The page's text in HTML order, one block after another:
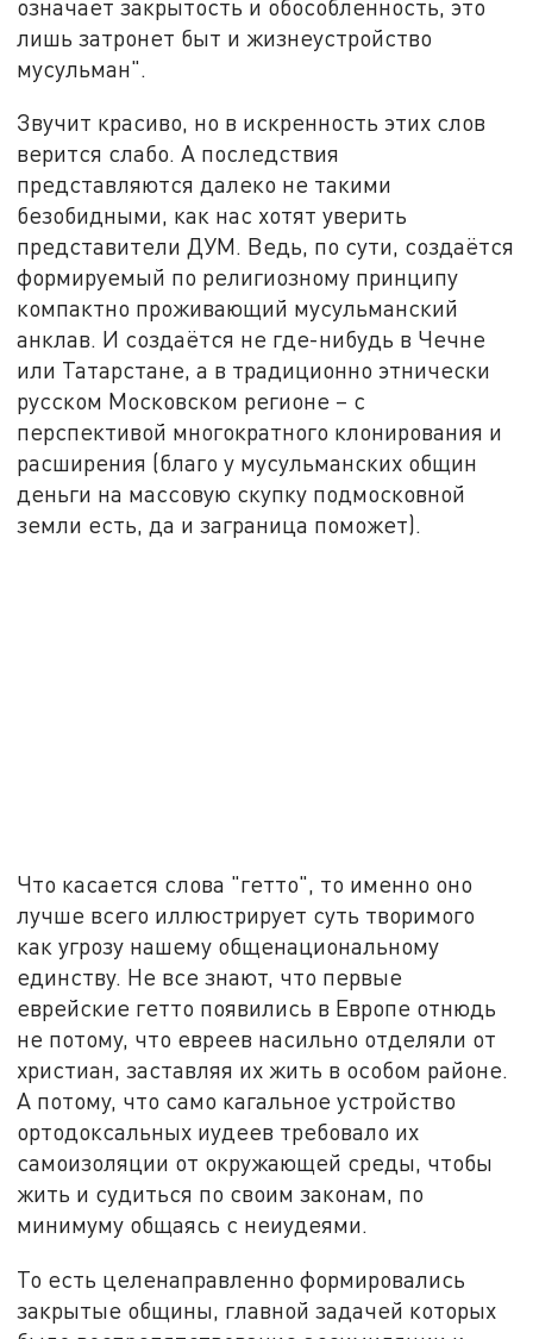
означает закрытость и обособленность, это
лишь затронет быт и жизнеустройство
мусульман".
Звучит красиво, но в искренность этих слов
верится слабо. А последствия
представляются далеко не такими
безобидными, как нас хотят уверить
представители ДУМ. Ведь, по сути, создаётся
формируемый по религиозному принципу
компактно проживающий мусульманский
анклав. И создаётся не где-нибудь в Чечне
или Татарстане, а в традиционно этнически
русском Московском регионе – с
перспективой многократного клонирования и
расширения (благо у мусульманских общин
деньги на массовую скупку подмосковной
земли есть, да и заграница поможет).
Что касается слова "гетто", то именно оно
лучше всего иллюстрирует суть творимого
как угрозу нашему общенациональному
единству. Не все знают, что первые
еврейские гетто появились в Европе отнюдь
не потому, что евреев насильно отделяли от
христиан, заставляя их жить в особом районе.
А потому, что само кагальное устройство
ортодоксальных иудеев требовало их
самоизоляции от окружающей среды, чтобы
жить и судиться по своим законам, по
минимуму общаясь с неиудеями.
То есть целенаправленно формировались
закрытые общины, главной задачей которых